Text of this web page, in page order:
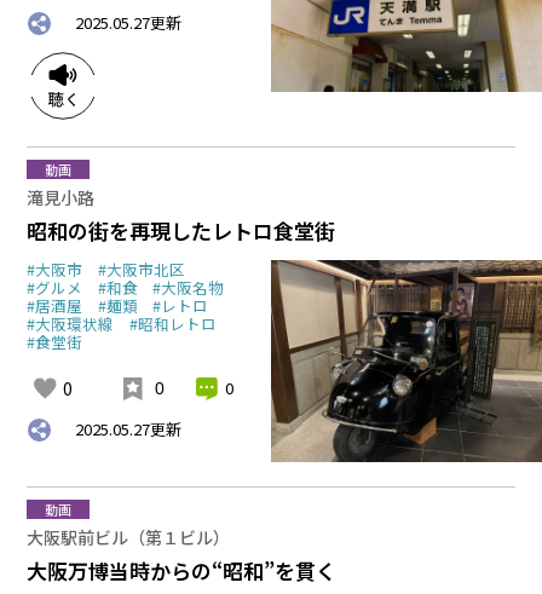
2025.05.27更新
滝見小路
昭和の街を再現したレトロ食堂街
#大阪市 #大阪市北区
#グルメ #和食 #大阪名物
#居酒屋 #麺類 #レトロ
#大阪環状線 #昭和レトロ
#食堂街
0 0
0
2025.05.27更新
動画
大阪駅前ビル（第１ビル）
大阪万博当時からの“昭和”を貫く
動画